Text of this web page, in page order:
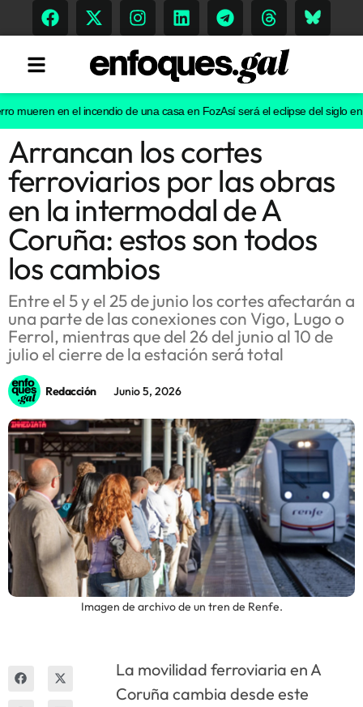
Tendencias
Memoria Histórica
Gastronomía
Escenarios
Sostenibilidad
Innova
en el incendio de una casa en FozAsí será el eclipse del siglo en
Arrancan los cortes
ferroviarios por las obras
en la intermodal de A
Coruña: estos son todos
los cambios
Entre el 5 y el 25 de junio los cortes afectarán a
una parte de las conexiones con Vigo, Lugo o
Ferrol, mientras que del 26 del junio al 10 de
julio el cierre de la estación será total
Redacción Junio 5, 2026
Imagen de archivo de un tren de Renfe.
La movilidad ferroviaria en A
Coruña cambia desde este